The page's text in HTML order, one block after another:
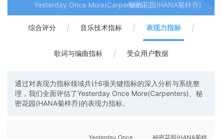
Yesterday Once More(Carpenters)秘密花园(HANA菊梓乔)
综合评分 | 音乐技术指标 | 表现力指标 |
歌词与编曲指标 | 受众用户数据
通过对表现力指标领域共计6项关键指标的深入分析与系统整
理，我们全面评估了Yesterday Once More(Carpenters)、秘
密花园(HANA菊梓乔)的表现力指标。
Yesterday Once 秘密花园(HANA菊梓